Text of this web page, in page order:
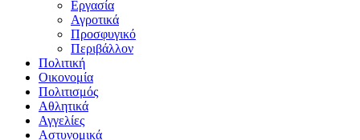
Εργασία
Αγροτικά
Προσφυγικό
Περιβάλλον
Πολιτική
Οικονομία
Πολιτισμός
Αθλητικά
Αγγελίες
Αστυνομικά